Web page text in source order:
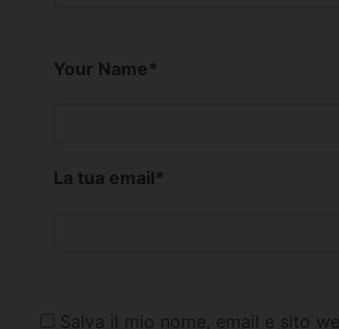
Your Name*
La tua email*
Salva il mio nome, email e sito